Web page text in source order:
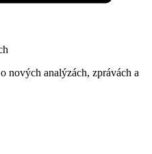
nových analýzách, zprávách a